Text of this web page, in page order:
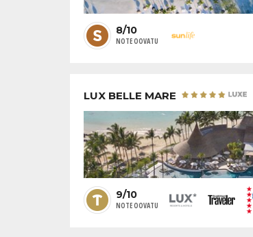
8/10
NOTE OOVATU
LUX BELLE MARE
9/10
NOTE OOVATU